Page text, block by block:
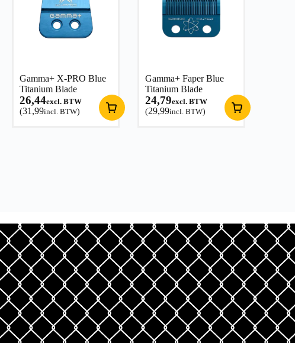
Gamma+ X-PRO Blue
Titanium Blade
26,44excl. BTW
(31,99incl. BTW)
Gamma+ Faper Blue
Titanium Blade
24,79excl. BTW
(29,99incl. BTW)